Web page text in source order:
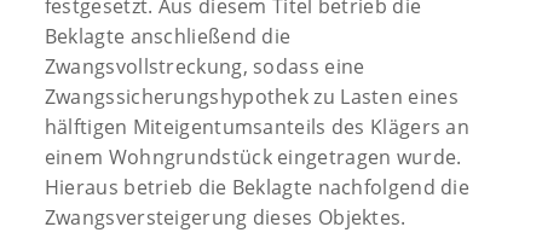
festgesetzt. Aus diesem Titel betrieb die
Beklagte anschließend die
Zwangsvollstreckung, sodass eine
Zwangssicherungshypothek zu Lasten eines
hälftigen Miteigentumsanteils des Klägers an
einem Wohngrundstück eingetragen wurde.
Hieraus betrieb die Beklagte nachfolgend die
Zwangsversteigerung dieses Objektes.